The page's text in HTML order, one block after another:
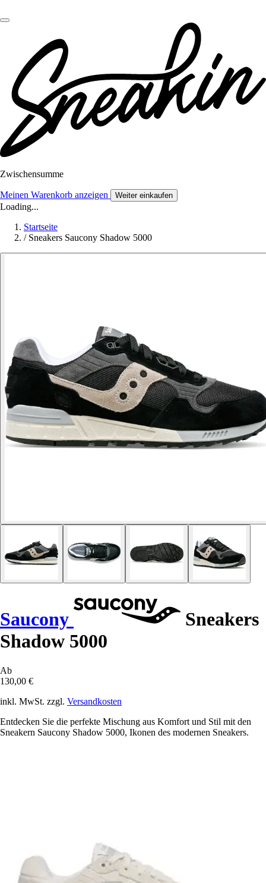
Zwischensumme
Meinen Warenkorb anzeigen Weiter einkaufen
Loading...
Startseite
/ Sneakers Saucony Shadow 5000
Saucony
Sneakers
Shadow 5000
Ab
130,00 €
inkl. MwSt. zzgl. Versandkosten
Entdecken Sie die perfekte Mischung aus Komfort und Stil mit den
Sneakern Saucony Shadow 5000, Ikonen des modernen Sneakers.